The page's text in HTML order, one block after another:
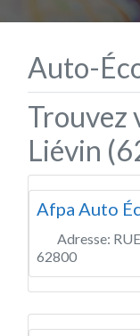
Auto-
Trouvez
Liévin
Afpa Auto
Adresse:
62800